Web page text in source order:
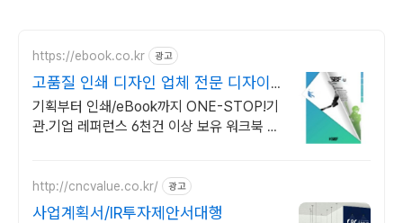
https://ebook.co.kr 광고
고품질 인쇄 디자인 업체 전문 디자이
너 1:1 매칭
기획부터 인쇄/eBook까지 ONE-STOP!기
관.기업 레퍼런스 6천건 이상 보유 워크북 업
http://cncvalue.co.kr/ 광고
사업계획서/IR투자제안서대행